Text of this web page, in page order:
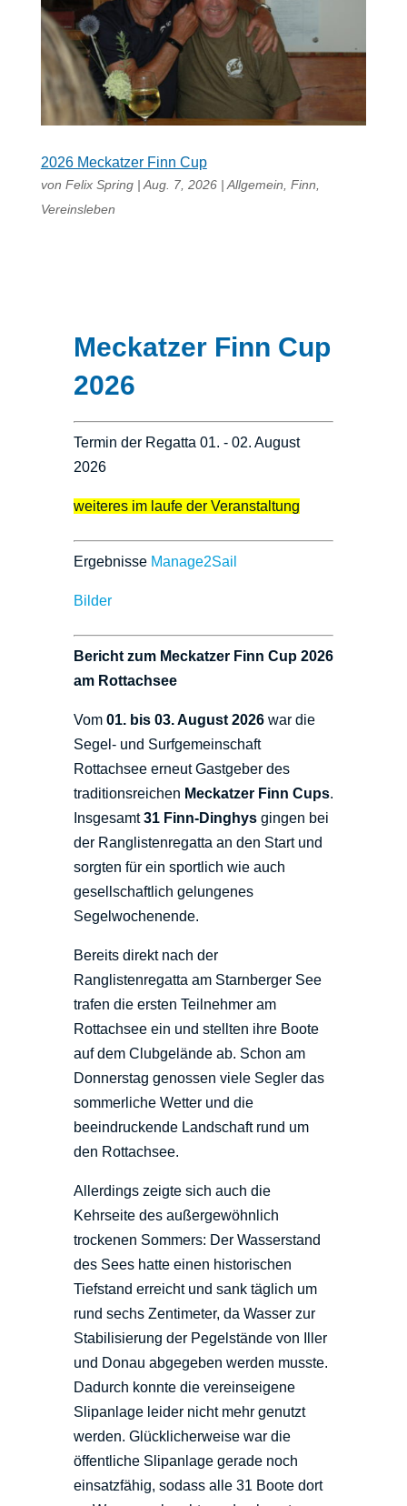
2026 Meckatzer Finn Cup
von Felix Spring| Aug. 7, 2026| Allgemein Finn
Vereinsleben
Meckatzer Finn Cup
2026
Termin der Regatta 01. - 02. August
2026
weiteres im laufe der Veranstaltung
Ergebnisse Manage2Sail
Bilder
Bericht zum Meckatzer Finn Cup 2026
am Rottachsee
Vom 01. bis 03. August 2026war die
Segel- und Surfgemeinschaft
Rottachsee erneut Gastgeber des
traditionsreichen Meckatzer Finn Cups.
Insgesamt31 Finn-Dinghysgingen bei
der Ranglistenregatta an den Start und
sorgten für ein sportlich wie auch
gesellschaftlich gelungenes
Segelwochenende.
Bereits direkt nach der
Ranglistenregatta am Starnberger See
trafen die ersten Teilnehmer am
Rottachsee ein und stellten ihre Boote
auf dem Clubgelände ab. Schon am
Donnerstag genossen viele Segler das
sommerliche Wetter und die
beeindruckende Landschaft rund um
den Rottachsee.
Allerdings zeigte sich auch die
Kehrseite des außergewöhnlich
trockenen Sommers: Der Wasserstand
des Sees hatte einen historischen
Tiefstand erreicht und sank täglich um
rund sechs Zentimeter, da Wasser zur
Stabilisierung der Pegelstände von Iller
und Donau abgegeben werden musste.
Dadurch konnte die vereinseigene
Slipanlage leider nicht mehr genutzt
werden. Glücklicherweise war die
öffentliche Slipanlage gerade noch
einsatzfähig, sodass alle 31 Boote dort